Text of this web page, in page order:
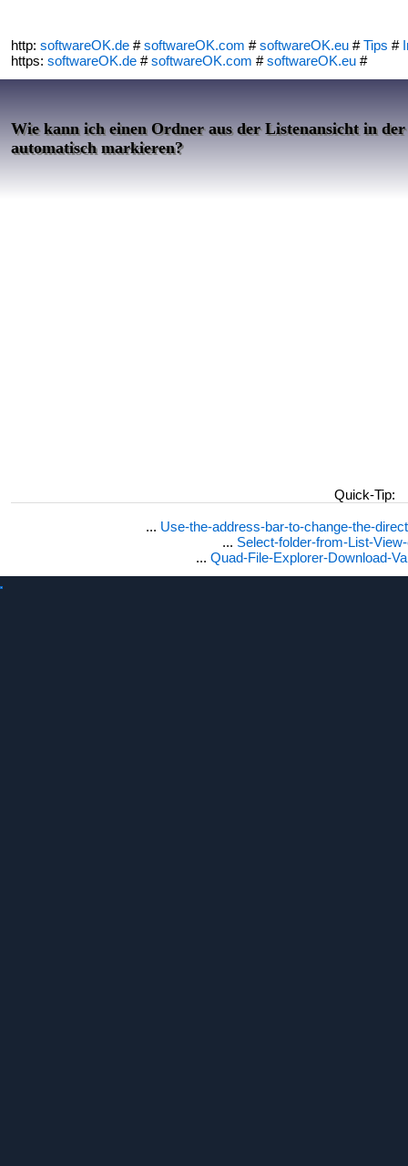
http: softwareOK.de #softwareOK.com #softwareOK.eu #Tips #
https: softwareOK.de #softwareOK.com #softwareOK.eu #
Wie kann ich einen Ordner aus der Listenansicht in
automatisch markieren?
Quick-Tip:
... Use-the-address-bar-to-change-the-
... Select-folder-from-List-
... Quad-File-Explorer-Download-